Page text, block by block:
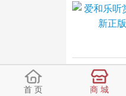
首 页 商 城